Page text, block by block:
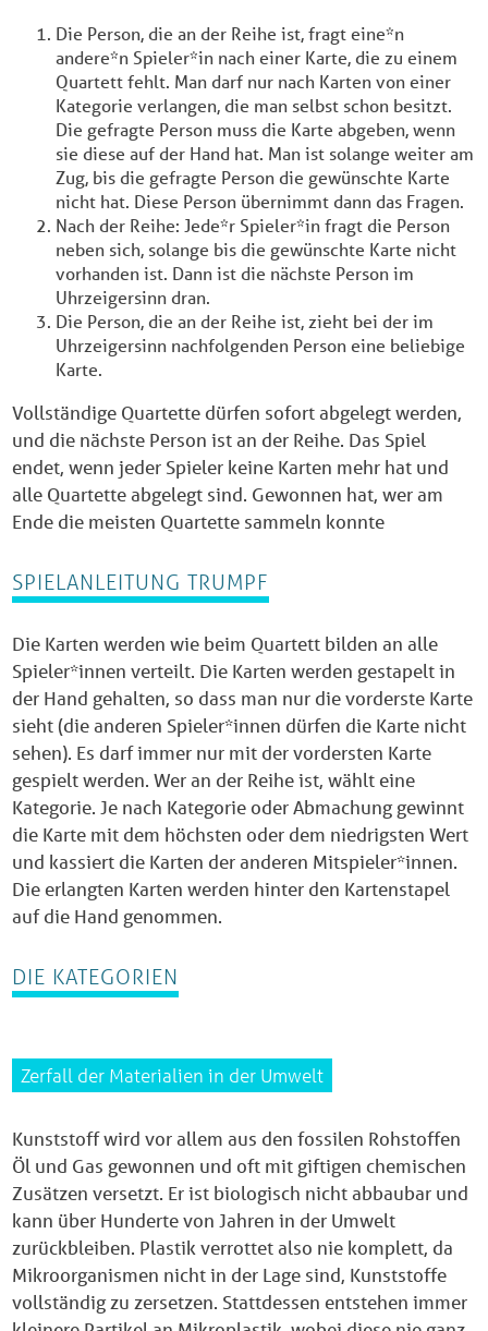
Die Person, die an der Reihe ist, fragt eine*n
andere*n Spieler*in nach einer Karte, die zu einem
Quartett fehlt. Man darf nur nach Karten von einer
Kategorie verlangen, die man selbst schon besitzt.
Die gefragte Person muss die Karte abgeben, wenn
sie diese auf der Hand hat. Man ist solange weiter am
Zug, bis die gefragte Person die gewünschte Karte
nicht hat. Diese Person übernimmt dann das Fragen.
Nach der Reihe: Jede*r Spieler*in fragt die Person
neben sich, solange bis die gewünschte Karte nicht
vorhanden ist. Dann ist die nächste Person im
Uhrzeigersinn dran.
Die Person, die an der Reihe ist, zieht bei der im
Uhrzeigersinn nachfolgenden Person eine beliebige
Karte.
Vollständige Quartette dürfen sofort abgelegt werden,
und die nächste Person ist an der Reihe. Das Spiel
endet, wenn jeder Spieler keine Karten mehr hat und
alle Quartette abgelegt sind. Gewonnen hat, wer am
Ende die meisten Quartette sammeln konnte
SPIELANLEITUNG TRUMPF
Die Karten werden wie beim Quartett bilden an alle
Spieler*innen verteilt. Die Karten werden gestapelt in
der Hand gehalten, so dass man nur die vorderste Karte
sieht (die anderen Spieler*innen dürfen die Karte nicht
sehen). Es darf immer nur mit der vordersten Karte
gespielt werden. Wer an der Reihe ist, wählt eine
Kategorie. Je nach Kategorie oder Abmachung gewinnt
die Karte mit dem höchsten oder dem niedrigsten Wert
und kassiert die Karten der anderen Mitspieler*innen.
Die erlangten Karten werden hinter den Kartenstapel
auf die Hand genommen.
DIE KATEGORIEN
Zerfall der Materialien in der Umwelt
Kunststoff wird vor allem aus den fossilen Rohstoffen
Öl und Gas gewonnen und oft mit giftigen chemischen
Zusätzen versetzt. Er ist biologisch nicht abbaubar und
kann über Hunderte von Jahren in der Umwelt
zurückbleiben. Plastik verrottet also nie komplett, da
Mikroorganismen nicht in der Lage sind, Kunststoffe
vollständig zu zersetzen. Stattdessen entstehen immer